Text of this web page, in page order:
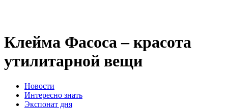
Клейма Фасоса – красота
утилитарной вещи
Новости
Интересно знать
Экспонат дня